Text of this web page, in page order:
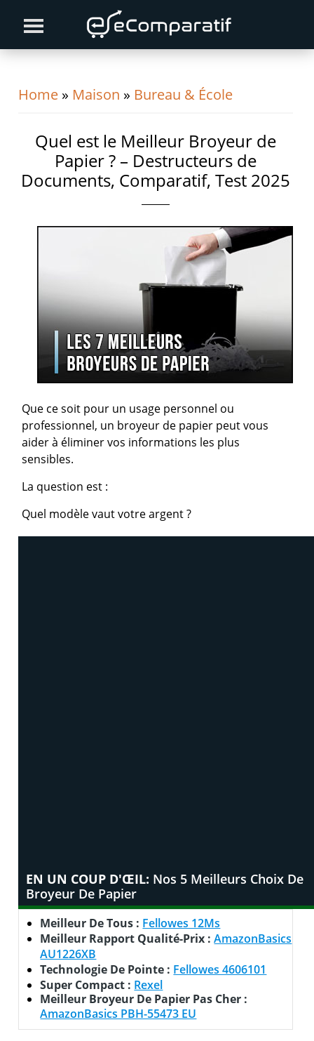
primary
content
primary
Home » Maison » Bureau & École
Quel est le Meilleur Broyeur de
Papier ? – Destructeurs de
Documents, Comparatif, Test 2025
Que ce soit pour un usage personnel ou
professionnel, un broyeur de papier peut vous
aider à éliminer vos informations les plus
sensibles.
La question est :
Quel modèle vaut votre argent ?
EN UN COUP D'ŒIL: Nos 5 Meilleurs Choix De
Broyeur De Papier
Meilleur De Tous : Fellowes 12Ms
Meilleur Rapport Qualité-Prix :AmazonBasics
AU1226XB
Technologie De Pointe : Fellowes 4606101
Super Compact : Rexel
Meilleur Broyeur De Papier Pas Cher :
AmazonBasics PBH-55473 EU